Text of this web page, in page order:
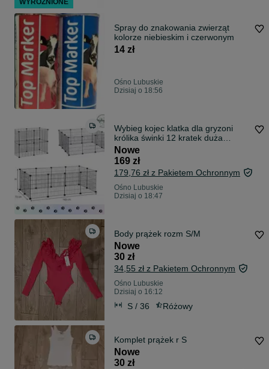
Spray do znakowania zwierząt
kolorze niebieskim i czerwonym
14 zł
Ośno Lubuskie
Dzisiaj o 18:56
Wybieg kojec klatka dla gryzoni
królika świnki 12 kratek duża
NOWA
Nowe
169 zł
179,76 zł z Pakietem Ochronnym
Ośno Lubuskie
Dzisiaj o 18:47
Body prążek rozm S/M
Nowe
30 zł
34,55 zł z Pakietem Ochronnym
Ośno Lubuskie
Dzisiaj o 16:12
S / 36 Różowy
Komplet prążek r S
Nowe
30 zł
WYRÓŻNIONE